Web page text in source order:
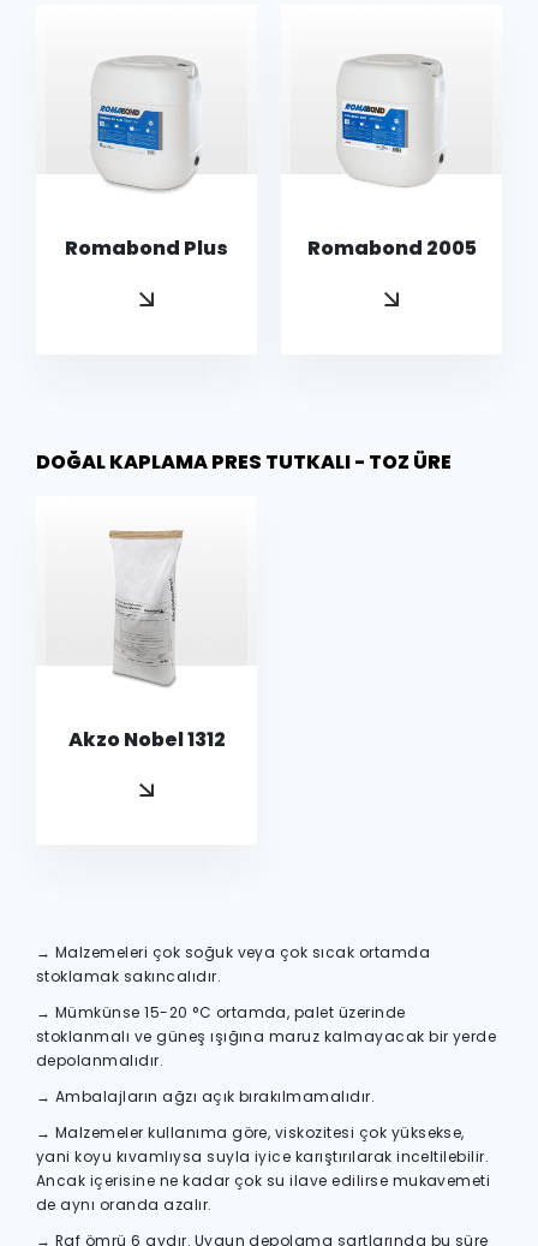
Romabond Plus Romabond 2005
DOĞAL KAPLAMA PRES TUTKALI - TOZ ÜRE
Akzo Nobel 1312
→ Malzemeleri çok soğuk veya çok sıcak ortamda
stoklamak sakıncalıdır.
→ Mümkünse 15-20 °C ortamda, palet üzerinde
stoklanmalı ve güneş ışığına maruz kalmayacak bir yerde
depolanmalıdır.
→ Ambalajların ağzı açık bırakılmamalıdır.
→ Malzemeler kullanıma göre, viskozitesi çok yüksekse,
yani koyu kıvamlıysa suyla iyice karıştırılarak inceltilebilir.
Ancak içerisine ne kadar çok su ilave edilirse mukavemeti
de aynı oranda azalır.
→ Raf ömrü 6 aydır. Uygun depolama şartlarında bu süre